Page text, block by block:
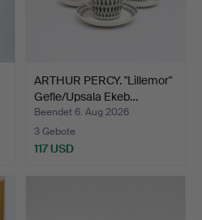
ARTHUR PERCY. "Lillemor"
Gefle/Upsala Ekeb…
Beendet 6. Aug 2026
3 Gebote
117 USD